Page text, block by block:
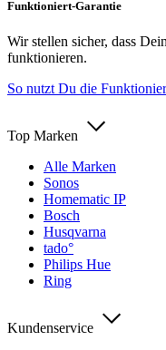
Funktioniert-Garantie
Wir stellen sicher, dass
funktionieren.
So nutzt Du die
Top Marken
Alle Marken
Sonos
Homematic IP
Bosch
Husqvarna
tado°
Philips Hue
Ring
Kundenservice